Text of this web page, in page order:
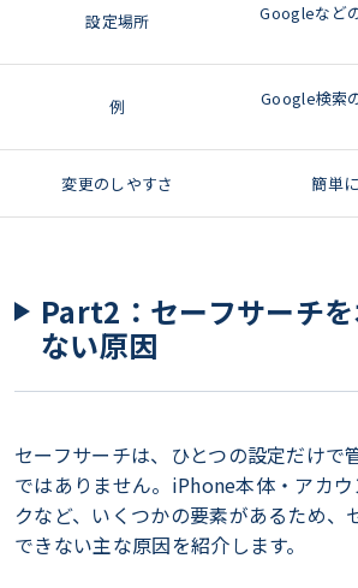
設定場所 Googleなど
例 Google検索
変更のしやすさ 簡単
Part2：セーフサーチ
ない原因
セーフサーチは、ひとつの設定だけで
ではありません。iPhone本体・アカ
クなど、いくつかの要素があるため、
できない主な原因を紹介します。